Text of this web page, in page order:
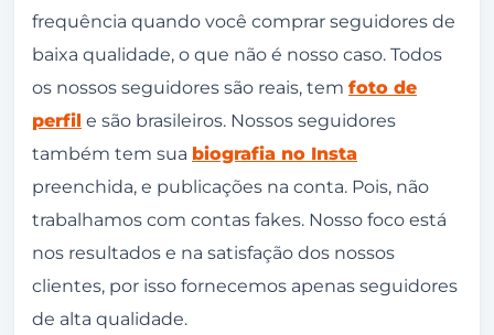
frequência quando você comprar seguidores de
baixa qualidade, o que não é nosso caso. Todos
os nossos seguidores são reais, tem foto de
perfil e são brasileiros. Nossos seguidores
também tem sua biografia no Insta
preenchida, e publicações na conta. Pois, não
trabalhamos com contas fakes. Nosso foco está
nos resultados e na satisfação dos nossos
clientes, por isso fornecemos apenas seguidores
de alta qualidade.